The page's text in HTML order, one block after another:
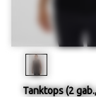
Tanktops (2